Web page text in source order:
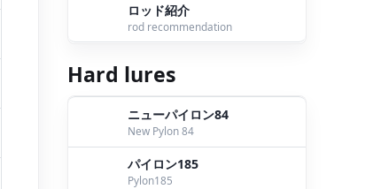
ロッド紹介
rod recommendation
Hard lures
ニューパイロン84
New Pylon 84
パイロン185
Pylon185